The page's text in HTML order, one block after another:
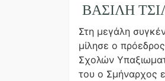
ΒΑΣΊΛΗ
Στη μεγάλη
μίλησε ο
Σχολών
του ο Σμήναρχος